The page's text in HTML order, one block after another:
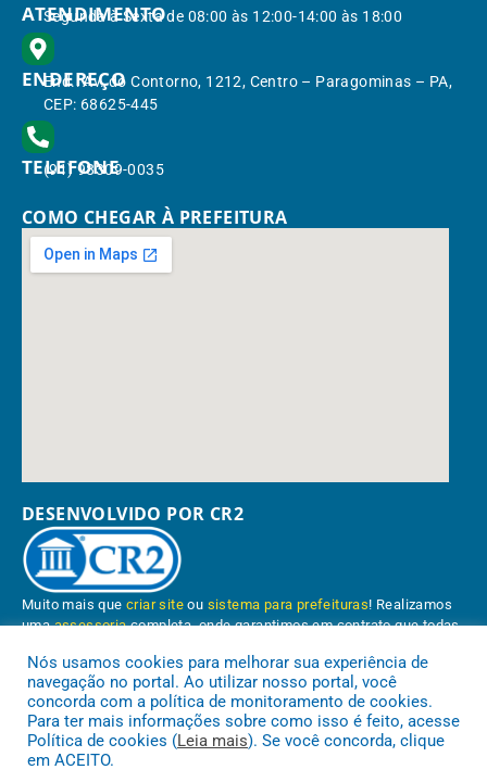
ATENDIMENTO
Segunda à Sexta de 08:00 às 12:00-14:00 às 18:00
ENDEREÇO
End.: Av. do Contorno, 1212, Centro – Paragominas – PA,
CEP: 68625-445
TELEFONE
(91) 98309-0035
COMO CHEGAR À PREFEITURA
DESENVOLVIDO POR CR2
Muito mais quecriar site ou sistema para prefeituras! Realizamos
umaassessoriacompleta, onde garantimos em contrato que todas
Conheça oPNTP e oRadar da Transparência Pública
Nós usamos cookies para melhorar sua experiência de
navegação no portal. Ao utilizar nosso portal, você
concorda com a política de monitoramento de cookies.
Para ter mais informações sobre como isso é feito, acesse
Política de cookies (Leia mais). Se você concorda, clique
em ACEITO.